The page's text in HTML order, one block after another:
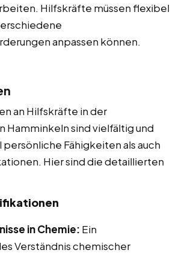
Hilfskräfte müssen flexibel
anpassen können.
an Hilfskräfte in der
Hamminkeln sind vielfältig und
persönliche Fähigkeiten als auch
Hier sind die detaillierten
in Chemie: Ein
Verständnis chemischer